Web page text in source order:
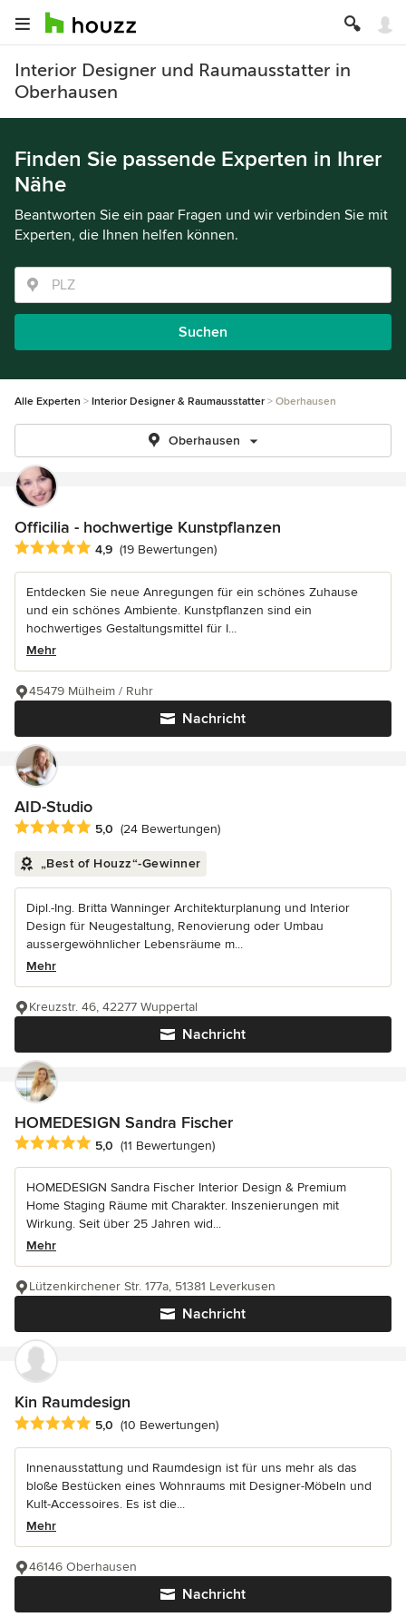
Interior Designer und Raumausstatter in
Oberhausen
Finden Sie passende Experten in Ihrer
Nähe
Beantworten Sie ein paar Fragen und wir verbinden Sie mit
Experten, die Ihnen helfen können.
Suchen
Alle Experten Interior Designer & Raumausstatter Oberhausen
Oberhausen
Officilia - hochwertige Kunstpflanzen
Durchschnittliche Bewertung: 4.9 von 5 Sternen
4,9 (19 Bewertungen)
Entdecken Sie neue Anregungen für ein schönes Zuhause
und ein schönes Ambiente. Kunstpflanzen sind ein
hochwertiges Gestaltungsmittel für I...
Mehr
Nachricht
45479 Mülheim / Ruhr
AID-Studio
Durchschnittliche Bewertung: 5 von 5 Sternen
5,0 (24 Bewertungen)
„Best of Houzz“-Gewinner
Dipl.-Ing. Britta Wanninger Architekturplanung und Interior
Design für Neugestaltung, Renovierung oder Umbau
aussergewöhnlicher Lebensräume m...
Mehr
Nachricht
Kreuzstr. 46, 42277 Wuppertal
HOMEDESIGN Sandra Fischer
Durchschnittliche Bewertung: 5 von 5 Sternen
5,0 (11 Bewertungen)
HOMEDESIGN Sandra Fischer Interior Design & Premium
Home Staging Räume mit Charakter. Inszenierungen mit
Wirkung. Seit über 25 Jahren wid...
Mehr
Nachricht
Lützenkirchener Str. 177a, 51381 Leverkusen
Kin Raumdesign
Durchschnittliche Bewertung: 5 von 5 Sternen
5,0 (10 Bewertungen)
Innenausstattung und Raumdesign ist für uns mehr als das
bloße Bestücken eines Wohnraums mit Designer-Möbeln und
Kult-Accessoires. Es ist die...
Mehr
Nachricht
46146 Oberhausen